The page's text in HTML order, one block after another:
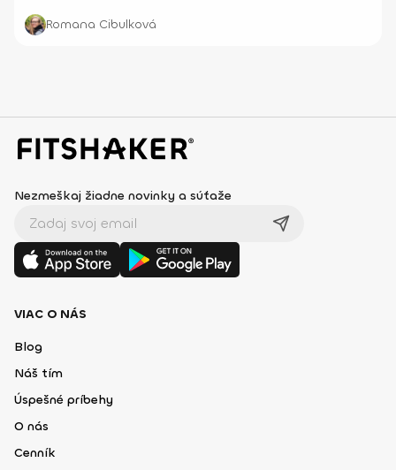
Romana Cibulková
Nezmeškaj žiadne novinky a súťaže
VIAC O NÁS
Blog
Náš tím
Úspešné príbehy
O nás
Cenník